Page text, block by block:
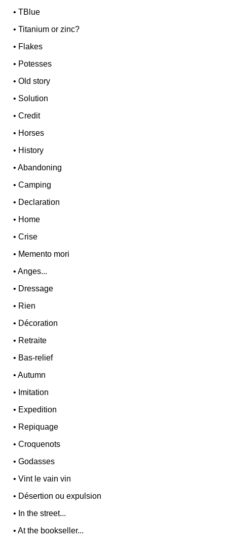
•TBlue
•Titanium or zinc?
• Flakes
• Potesses
•Old story
• Solution
•Credit
• Horses
• History
•Abandoning
•Camping
• Declaration
• Home
•Crise
• Memento mori
•Anges...
• Dressage
• Rien
• Décoration
• Retraite
• Bas-relief
•Autumn
• Imitation
• Expedition
• Repiquage
•Croquenots
•Godasses
•Vint le vain vin
• Désertion ou expulsion
• In the street...
•At the bookseller...